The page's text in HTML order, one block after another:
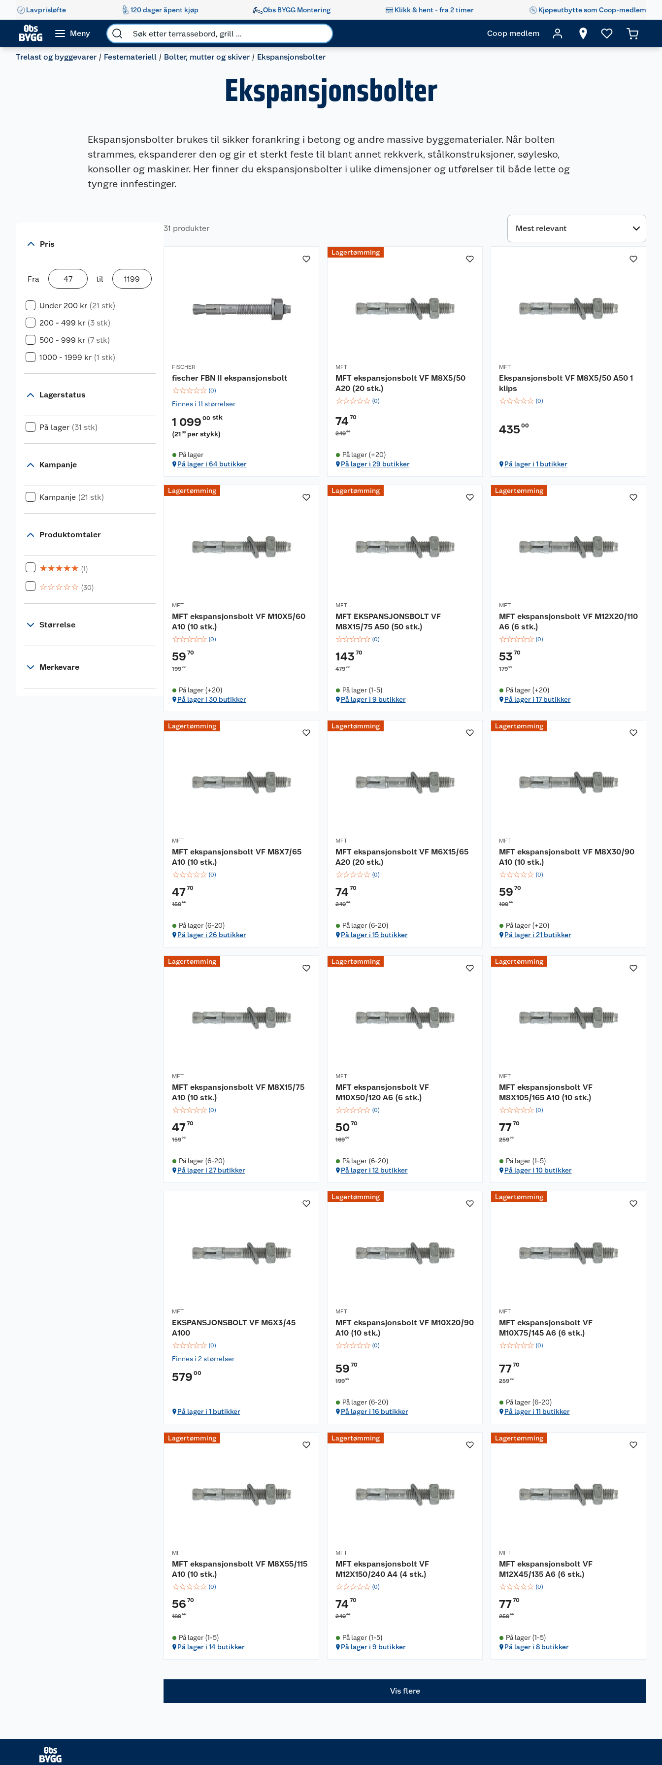
Lavprisløfte 120 dager åpent kjøp Obs BYGG Montering Klikk & hent - fra 2 timer Kjøpeutbytte som Coop-medlem
Meny Coop medlem
Trelast og byggevarer Festemateriell Bolter, mutter og skiver Ekspansjonsbolter
Ekspansjonsbolter
Ekspansjonsbolter brukes til sikker forankring i betong og andre massive byggematerialer. Når bolten
strammes, ekspanderer den og gir et sterkt feste til blant annet rekkverk, stålkonstruksjoner, søylesko,
konsoller og maskiner. Her finner du ekspansjonsbolter i ulike dimensjoner og utførelser til både lette og
tyngre innfestinger.
Pris
Fra til
Under 200 kr (21 stk)
200 - 499 kr (3 stk)
500 - 999 kr (7 stk)
1000 - 1999 kr (1 stk)
Lagerstatus
På lager (31 stk)
Kampanje
Kampanje (21 stk)
Produktomtaler
☆☆☆☆☆ (1)
☆☆☆☆☆ (30)
Størrelse
Merkevare
31 produkter
FISCHER
fischer FBN II ekspansjonsbolt
☆☆☆☆☆ (0)
Finnes i 11 størrelser
1 099 00 stk
(21 98 per stykk)
På lager
På lager i 64 butikker
Lagertømming
MFT
MFT ekspansjonsbolt VF M8X5/50
A20 (20 stk.)
☆☆☆☆☆ (0)
7470
24900
På lager (+20)
På lager i 29 butikker
MFT
Ekspansjonsbolt VF M8X5/50 A50 1
klips
☆☆☆☆☆ (0)
435 00
På lager i 1 butikker
Lagertømming
MFT
MFT ekspansjonsbolt VF M10X5/60
A10 (10 stk.)
☆☆☆☆☆ (0)
59 70
19900
På lager (+20)
På lager i 30 butikker
Lagertømming
MFT
MFT EKSPANSJONSBOLT VF
M8X15/75 A50 (50 stk.)
☆☆☆☆☆ (0)
143 70
47900
På lager (1-5)
På lager i 9 butikker
Lagertømming
MFT
MFT ekspansjonsbolt VF M12X20/110
A6 (6 stk.)
☆☆☆☆☆ (0)
53 70
17900
På lager (+20)
På lager i 17 butikker
Lagertømming
MFT
MFT ekspansjonsbolt VF M8X7/65
A10 (10 stk.)
☆☆☆☆☆ (0)
4770
15900
På lager (6-20)
På lager i 26 butikker
Lagertømming
MFT
MFT ekspansjonsbolt VF M6X15/65
A20 (20 stk.)
☆☆☆☆☆ (0)
7470
24900
På lager (6-20)
På lager i 15 butikker
Lagertømming
MFT
MFT ekspansjonsbolt VF M8X30/90
A10 (10 stk.)
☆☆☆☆☆ (0)
59 70
19900
På lager (+20)
På lager i 21 butikker
Lagertømming
MFT
MFT ekspansjonsbolt VF M8X15/75
A10 (10 stk.)
☆☆☆☆☆ (0)
4770
15900
På lager (6-20)
På lager i 27 butikker
Lagertømming
MFT
MFT ekspansjonsbolt VF
M10X50/120 A6 (6 stk.)
☆☆☆☆☆ (0)
5070
16900
På lager (6-20)
På lager i 12 butikker
Lagertømming
MFT
MFT ekspansjonsbolt VF
M8X105/165 A10 (10 stk.)
☆☆☆☆☆ (0)
7770
25900
På lager (1-5)
På lager i 10 butikker
MFT
EKSPANSJONSBOLT VF M6X3/45
A100
☆☆☆☆☆ (0)
Finnes i 2 størrelser
579 00
På lager i 1 butikker
Lagertømming
MFT
MFT ekspansjonsbolt VF M10X20/90
A10 (10 stk.)
☆☆☆☆☆ (0)
59 70
19900
På lager (6-20)
På lager i 16 butikker
Lagertømming
MFT
MFT ekspansjonsbolt VF
M10X75/145 A6 (6 stk.)
☆☆☆☆☆ (0)
7770
25900
På lager (6-20)
På lager i 11 butikker
Lagertømming
MFT
MFT ekspansjonsbolt VF M8X55/115
A10 (10 stk.)
☆☆☆☆☆ (0)
56 70
18900
På lager (1-5)
På lager i 14 butikker
Lagertømming
MFT
MFT ekspansjonsbolt VF
M12X150/240 A4 (4 stk.)
☆☆☆☆☆ (0)
7470
24900
På lager (1-5)
På lager i 9 butikker
Lagertømming
MFT
MFT ekspansjonsbolt VF
M12X45/135 A6 (6 stk.)
☆☆☆☆☆ (0)
7770
25900
På lager (1-5)
På lager i 8 butikker
Vis flere